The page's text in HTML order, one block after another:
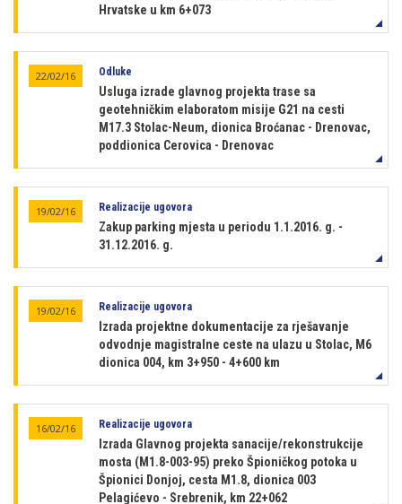
Hrvatske u km 6+073
22/02/16 Odluke
Usluga izrade glavnog projekta trase sa
geotehničkim elaboratom misije G21 na cesti
M17.3 Stolac-Neum, dionica Broćanac - Drenovac,
poddionica Cerovica - Drenovac
19/02/16 Realizacije ugovora
Zakup parking mjesta u periodu 1.1.2016. g. -
31.12.2016. g.
19/02/16 Realizacije ugovora
Izrada projektne dokumentacije za rješavanje
odvodnje magistralne ceste na ulazu u Stolac, M6
dionica 004, km 3+950 - 4+600 km
16/02/16 Realizacije ugovora
Izrada Glavnog projekta sanacije/rekonstrukcije
mosta (M1.8-003-95) preko Špioničkog potoka u
Špionici Donjoj, cesta M1.8, dionica 003
Pelagićevo - Srebrenik, km 22+062